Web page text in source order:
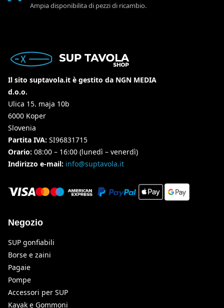
Ampia disponibilita di pezzi di ricambio.
Il sito suptavola.it è gestito da NGN MEDIA
d.o.o.
Ulica 15. maja 10b
6000 Koper
Slovenia
Partita IVA: SI96831715
Orario: 08:00 – 16:00 (lunedì – venerdì)
Indirizzo e-mail: info@suptavola.it
Negozio
SUP gonfiabili
Borse e zaini
Pagaie
Pompe
Accessori per SUP
Kayak e Gommoni